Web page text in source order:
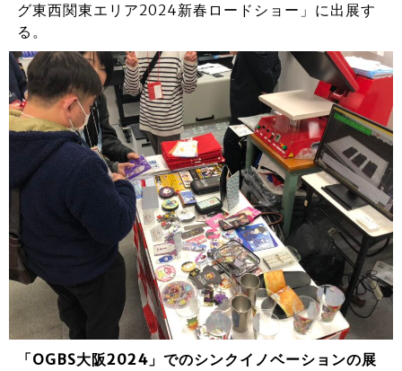
グ東西関東エリア2024新春ロードショー」に出展す
る。
「OGBS大阪2024」でのシンクイノベーションの展